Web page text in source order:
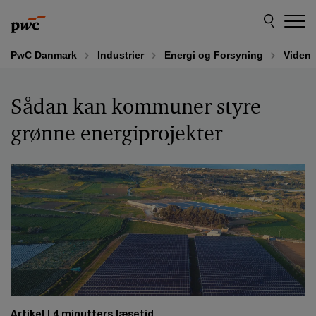
to
content
to
footer
PwC Danmark Industrier Energi og Forsyning Viden
Sådan kan kommuner styre
grønne energiprojekter
Artikel 4 minutters læsetid